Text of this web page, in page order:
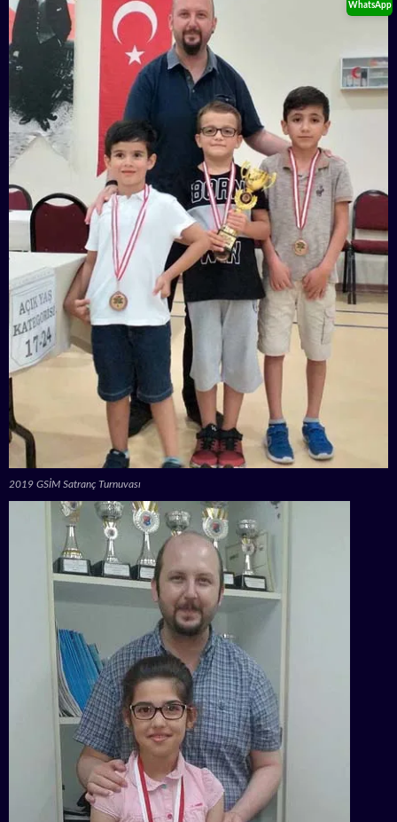
WhatsApp
2019 GSİM Satranç Turnuvası